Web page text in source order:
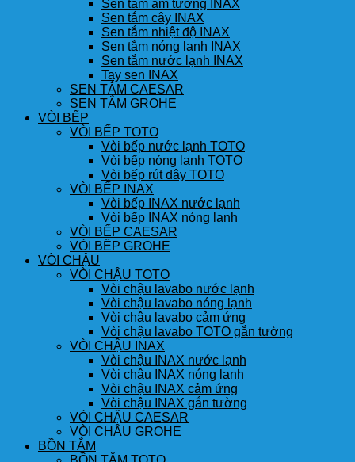
Sen tắm âm tường INAX
Sen tắm cây INAX
Sen tắm nhiệt độ INAX
Sen tắm nóng lạnh INAX
Sen tắm nước lạnh INAX
Tay sen INAX
SEN TẮM CAESAR
SEN TẮM GROHE
VÒI BẾP
VÒI BẾP TOTO
Vòi bếp nước lạnh TOTO
Vòi bếp nóng lạnh TOTO
Vòi bếp rút dây TOTO
VÒI BẾP INAX
Vòi bếp INAX nước lạnh
Vòi bếp INAX nóng lạnh
VÒI BẾP CAESAR
VÒI BẾP GROHE
VÒI CHẬU
VÒI CHẬU TOTO
Vòi chậu lavabo nước lạnh
Vòi chậu lavabo nóng lạnh
Vòi chậu lavabo cảm ứng
Vòi chậu lavabo TOTO gắn tường
VÒI CHẬU INAX
Vòi chậu INAX nước lạnh
Vòi chậu INAX nóng lạnh
Vòi chậu INAX cảm ứng
Vòi chậu INAX gắn tường
VÒI CHẬU CAESAR
VÒI CHẬU GROHE
BỒN TẮM